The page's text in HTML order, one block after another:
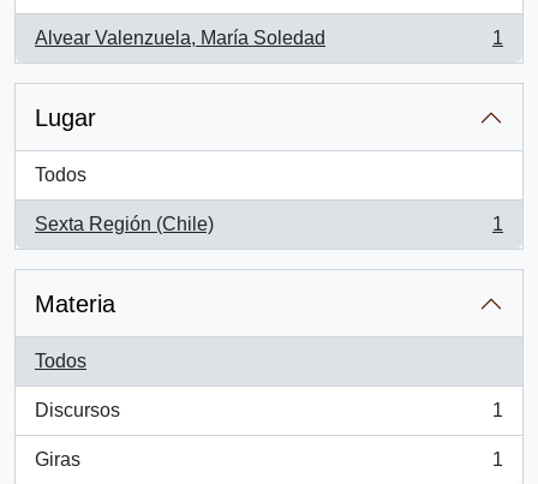
Alvear Valenzuela, María Soledad
, 1 resultados
1
Lugar
Todos
Sexta Región (Chile)
, 1 resultados
1
Materia
Todos
Discursos
, 1 resultados
1
Giras
, 1 resultados
1